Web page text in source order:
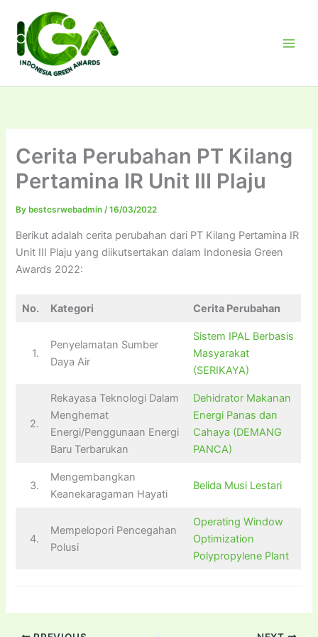
content
Cerita Perubahan PT Kilang
Pertamina IR Unit III Plaju
By bestcsrwebadmin/16/03/2022
Berikut adalah cerita perubahan dari PT Kilang Pertamina IR
Unit III Plaju yang diikutsertakan dalam Indonesia Green
Awards 2022:
No. Kategori Cerita Perubahan
1.
Penyelamatan Sumber
Daya Air
Sistem IPAL Berbasis
Masyarakat
(SERIKAYA)
2.
Rekayasa Teknologi Dalam
Menghemat
Energi/Penggunaan Energi
Baru Terbarukan
Dehidrator Makanan
Energi Panas dan
Cahaya (DEMANG
PANCA)
3.
Mengembangkan
Keanekaragaman Hayati
Belida Musi Lestari
4.
Mempelopori Pencegahan
Polusi
Operating Window
Optimization
Polypropylene Plant